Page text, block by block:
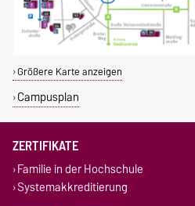
Größere Karte anzeigen
Campusplan
ZERTIFIKATE
Familie in der Hochschule
Systemakkreditierung